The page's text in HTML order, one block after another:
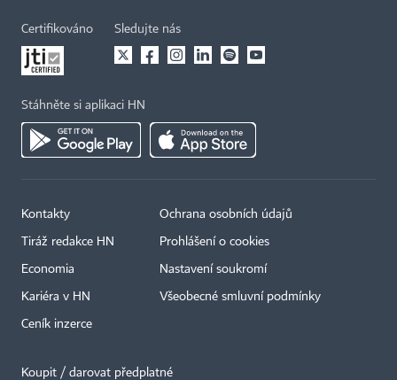
Certifikováno Sledujte nás
Stáhněte si aplikaci HN
Kontakty
Tiráž redakce HN
Economia
Kariéra v HN
Ceník inzerce
Ochrana osobních údajů
Prohlášení o cookies
Nastavení soukromí
Všeobecné smluvní podmínky
Koupit / darovat předplatné